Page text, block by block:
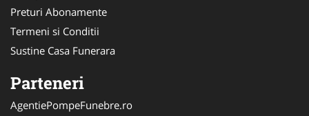
Preturi Abonamente
Termeni si Conditii
Sustine Casa Funerara
Parteneri
AgentiePompeFunebre.ro